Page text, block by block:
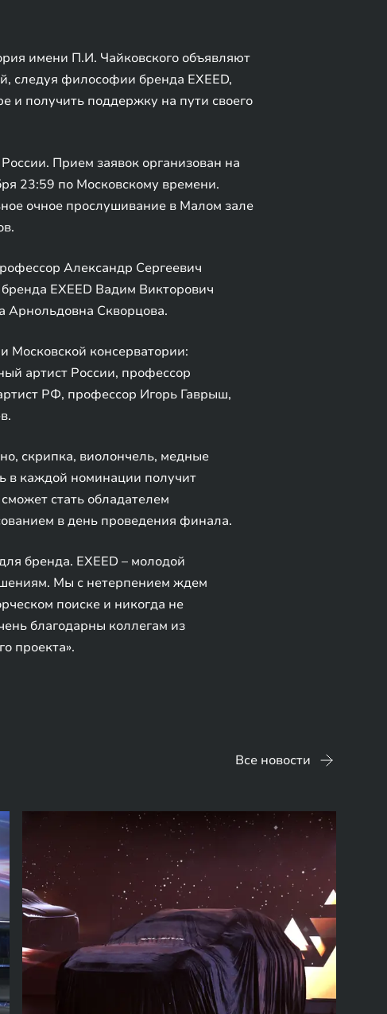
имени П.И. Чайковского объявляют
следуя философии бренда EXEED,
и получить поддержку на пути своего
Прием заявок организован на
23:59 по Московскому времени.
очное прослушивание в Малом зале
Александр Сергеевич
EXEED Вадим Викторович
Арнольдовна Скворцова.
консерватории:
артист России, профессор
РФ, профессор Игорь Гаврыш,
скрипка, виолончель, медные
в каждой номинации получит
стать обладателем
в день проведения финала.
бренда. EXEED – молодой
Мы с нетерпением ждем
поиске и никогда не
благодарны коллегам из
проекта».
Все новости